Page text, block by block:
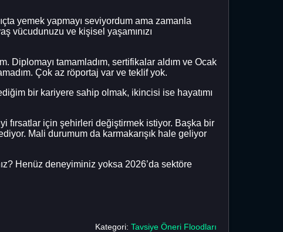
yemek yapmayı seviyordum ama zamanla
vücudunuzu ve kişisel yaşamınızı
Diplomayı tamamladım, sertifikalar aldım ve Ocak
Çok az röportaj var ve teklif yok.
bir kariyere sahip olmak, ikincisi ise hayatımı
fırsatlar için şehirleri değiştirmek istiyor. Başka bir
Mali durumum da karmakarışık hale geliyor
Henüz deneyiminiz yoksa 2026’da sektöre
Kategori: Tavsiye Öneri Floodları